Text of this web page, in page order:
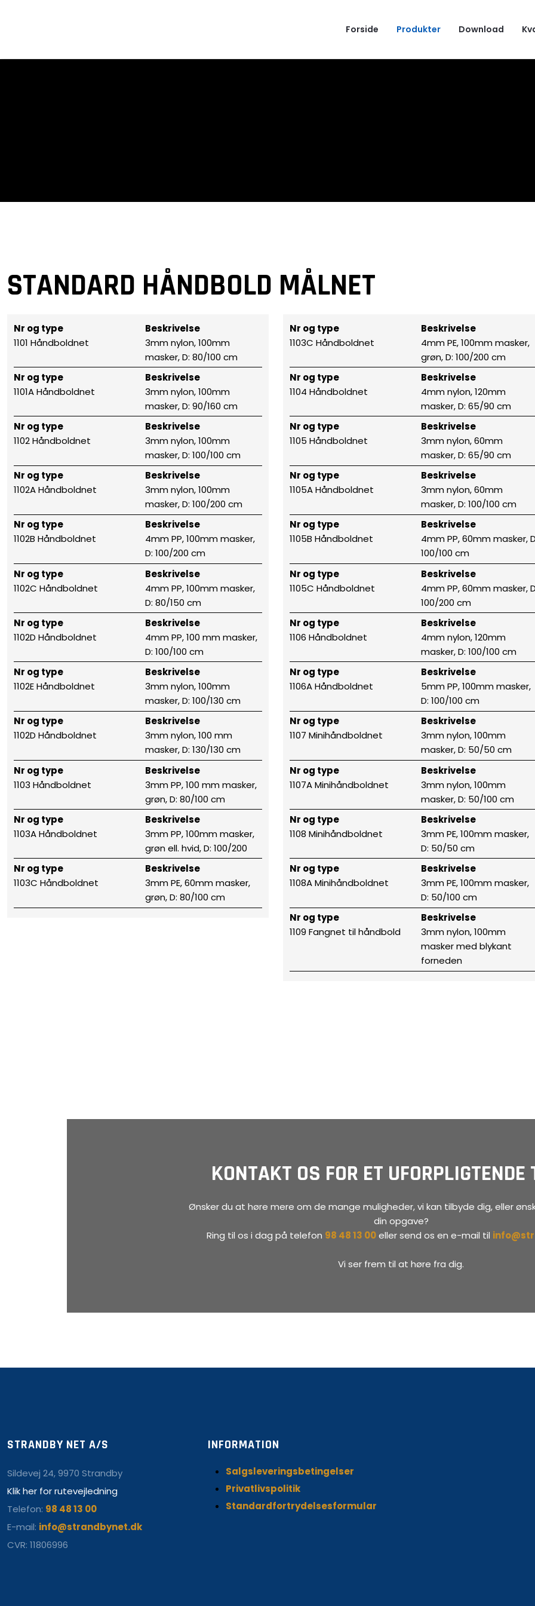
Forside Produkter Download
​STANDARD HÅNDBOLD MÅLNET
Nr og type
Beskrivelse
1101 Håndboldnet
3mm nylon, 100mm
masker, D: 80/100 cm
Nr og type
Beskrivelse
1101A Håndboldnet
3mm nylon, 100mm
masker, D: 90/160 cm
Nr og type
Beskrivelse
1102 Håndboldnet
3mm nylon, 100mm
masker, D: 100/100 cm
Nr og type
Beskrivelse
1102A Håndboldnet
3mm nylon, 100mm
masker, D: 100/200 cm
Nr og type
Beskrivelse
1102B Håndboldnet
4mm PP, 100mm masker,
D: 100/200 cm
Nr og type
Beskrivelse
1102C Håndboldnet
4mm PP, 100mm masker,
D: 80/150 cm
Nr og type
Beskrivelse
1102D Håndboldnet
4mm PP, 100 mm masker,
D: 100/100 cm
Nr og type
Beskrivelse
1102E Håndboldnet
3mm nylon, 100mm
masker, D: 100/130 cm
Nr og type
Beskrivelse
1102D Håndboldnet
3mm nylon, 100 mm
masker, D: 130/130 cm
Nr og type
Beskrivelse
1103 Håndboldnet
3mm PP, 100 mm masker,
grøn, D: 80/100 cm
Nr og type
Beskrivelse
1103A Håndboldnet
3mm PP, 100mm masker,
grøn ell. hvid, D: 100/200
Nr og type
Beskrivelse
1103C Håndboldnet
3mm PE, 60mm masker,
grøn, D: 80/100 cm
Nr og type
Beskrivelse
1103C Håndboldnet
4mm PE, 100mm masker,
grøn, D: 100/200 cm
Nr og type
Beskrivelse
1104 Håndboldnet
4mm nylon, 120mm
masker, D: 65/90 cm
Nr og type
Beskrivelse
1105 Håndboldnet
3mm nylon, 60mm
masker, D: 65/90 cm
Nr og type
Beskrivelse
1105A Håndboldnet
3mm nylon, 60mm
masker, D: 100/100 cm
Nr og type
Beskrivelse
1105B Håndboldnet
4mm PP, 60mm masker,
100/100 cm
Nr og type
Beskrivelse
1105C Håndboldnet
4mm PP, 60mm masker,
100/200 cm
Nr og type
Beskrivelse
1106 Håndboldnet
4mm nylon, 120mm
masker, D: 100/100 cm
Nr og type
Beskrivelse
1106A Håndboldnet
5mm PP, 100mm masker,
D: 100/100 cm
Nr og type
Beskrivelse
1107 Minihåndboldnet
3mm nylon, 100mm
masker, D: 50/50 cm
Nr og type
Beskrivelse
1107A Minihåndboldnet
3mm nylon, 100mm
masker, D: 50/100 cm
Nr og type
Beskrivelse
1108 Minihåndboldnet
3mm PE, 100mm masker,
D: 50/50 cm
Nr og type
Beskrivelse
1108A Minihåndboldnet
3mm PE, 100mm masker,
D: 50/100 cm
Nr og type
Beskrivelse
1109 Fangnet til håndbold
3mm nylon, 100mm
masker med blykant
forneden
KONTAKT OS FOR ET UFORPLIGTENDE
Ønsker du at høre mere om de mange muligheder, vi kan tilbyde dig, eller
din opgave?
Ring til os i dag på telefon 98 48 13 00eller send os en e-mail til
Vi ser frem til at høre fra dig.
STRANDBY NET A/S
Sildevej 24, 9970 Strandby
Klik her for rutevejledning
Telefon: 98 48 13 00
E-mail: info@strandbynet.dk
CVR: 11806996
INFORMATION
Salgsleveringsbetingelser
Privatlivspolitik
Standardfortrydelsesformular